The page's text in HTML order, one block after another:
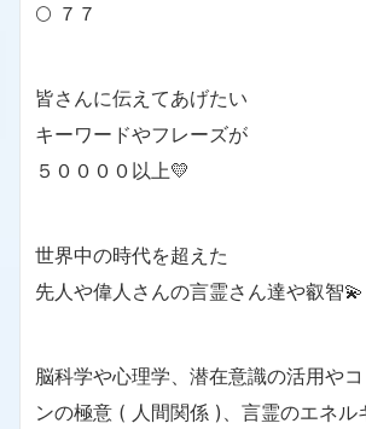
🌕 ７７
皆さんに伝えてあげたい
キーワードやフレーズが
５００００以上💛
世界中の時代を超えた
先人や偉人さんの言霊さん達や叡智💫
脳科学や心理学、潜在意識の活用や
ンの極意 ( 人間関係 )、言霊のエネル